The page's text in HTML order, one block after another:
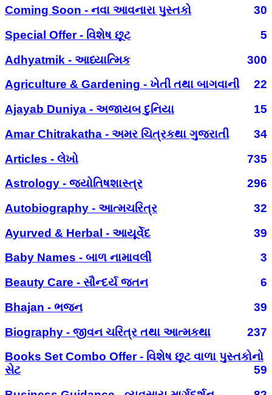
Coming Soon - નવા આવનારા પુસ્તકો
30
Special Offer - વિશેષ છૂટ
5
Adhyatmik - આધ્યાત્મિક
300
Agriculture & Gardening - ખેતી તથા બાગવાની
22
Ajayab Duniya - અજાયબ દુનિયા
15
Amar Chitrakatha - અમર ચિત્રકથા ગુજરાતી
34
Articles - લેખો
735
Astrology - જ્યોતિષશાસ્ત્ર
296
Autobiography - આત્મચરિત્ર
32
Ayurved & Herbal - આયૂર્વેદ
39
Baby Names - બાળ નામાવલી
3
Beauty Care - સૌન્દર્ય જતન
6
Bhajan - ભજન
39
Biography - જીવન ચરિત્ર તથા આત્મકથા
237
Books Set Combo Offer - વિશેષ છૂટ વાળા પુસ્તકોનો
સેટ
59